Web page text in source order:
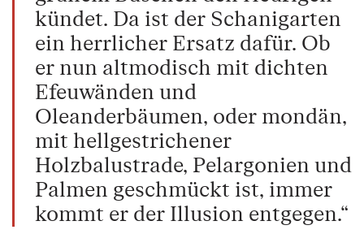
kündet. Da ist der Schanigarten
ein herrlicher Ersatz dafür. Ob
er nun altmodisch mit dichten
Efeuwänden und
Oleanderbäumen, oder mondän,
mit hellgestrichener
Holzbalustrade, Pelargonien und
Palmen geschmückt ist, immer
kommt er der Illusion entgegen.“